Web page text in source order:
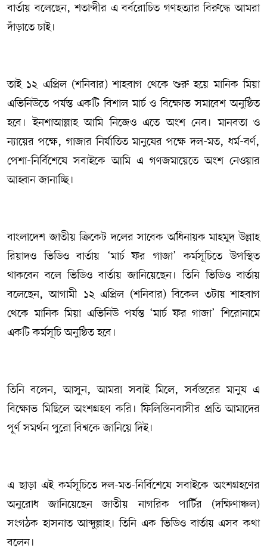
বার্তায় বলেছেন, শতাব্দীর এ বর্বরোচিত গণহত্যার বিরুদ্ধে আমরা
দাঁড়াতে চাই।
তাই ১২ এপ্রিল (শনিবার) শাহবাগ থেকে শুরু হয়ে মানিক মিয়া
এভিনিউতে পর্যন্ত একটি বিশাল মার্চ ও বিক্ষোভ সমাবেশ অনুষ্ঠিত
হবে। ইনশাআল্লাহ আমি নিজেও এতে অংশ নেব। মানবতা ও
ন্যায়ের পক্ষে, গাজার নির্যাতিত মানুষের পক্ষে দল-মত, ধর্ম-বর্ণ,
পেশা-নির্বিশেষে সবাইকে আমি এ গণজমায়েতে অংশ নেওয়ার
আহ্বান জানাচ্ছি।
বাংলাদেশ জাতীয় ক্রিকেট দলের সাবেক অধিনায়ক মাহমুদ উল্লাহ
রিয়াদও ভিডিও বার্তায় ‘মার্চ ফর গাজা’ কর্মসূচিতে উপস্থিত
থাকবেন বলে ভিডিও বার্তায় জানিয়েছেন। তিনি ভিডিও বার্তায়
বলেছেন, আগামী ১২ এপ্রিল (শনিবার) বিকেল ৩টায় শাহবাগ
থেকে মানিক মিয়া এভিনিউ পর্যন্ত ‘মার্চ ফর গাজা’ শিরোনামে
একটি কর্মসূচি অনুষ্ঠিত হবে।
তিনি বলেন, আসুন, আমরা সবাই মিলে, সর্বস্তরের মানুষ এ
বিক্ষোভ মিছিলে অংশগ্রহণ করি। ফিলিস্তিনবাসীর প্রতি আমাদের
পূর্ণ সমর্থন পুরো বিশ্বকে জানিয়ে দিই।
এ ছাড়া এই কর্মসূচিতে দল-মত-নির্বিশেষে সবাইকে অংশগ্রহণের
অনুরোধ জানিয়েছেন জাতীয় নাগরিক পার্টির (দক্ষিণাঞ্চল)
সংগঠক হাসনাত আব্দুল্লাহ। তিনি এক ভিডিও বার্তায় এসব কথা
বলেন।